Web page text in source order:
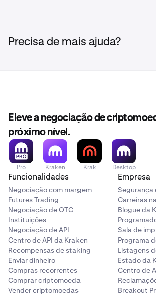
para-Kraken não são permitidos.
dedicados da nossa Equipa de
Precisa de mais ajuda?
Eleve a negociação de
próximo nível.
Pro Kraken Krak Desktop
Funcionalidades
Negociação com margem
Futures Trading
Negociação de OTC
Instituições
Negociação de API
Centro de API da Kraken
Recompensas de staking
Enviar dinheiro
Compras recorrentes
Comprar criptomoeda
Vender criptomoedas
Empresa
Segurança
Carreiras
Blogue da
Sala de
Programa
Listagens
Estado da
Centro de
Breakout